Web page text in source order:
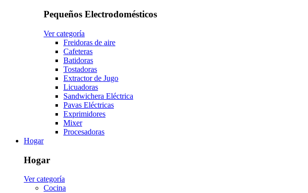
Pequeños Electrodomésticos
Ver categoría
Freidoras de aire
Cafeteras
Batidoras
Tostadoras
Extractor de Jugo
Licuadoras
Sandwichera Eléctrica
Pavas Eléctricas
Exprimidores
Mixer
Procesadoras
Hogar
Hogar
Ver categoría
Cocina